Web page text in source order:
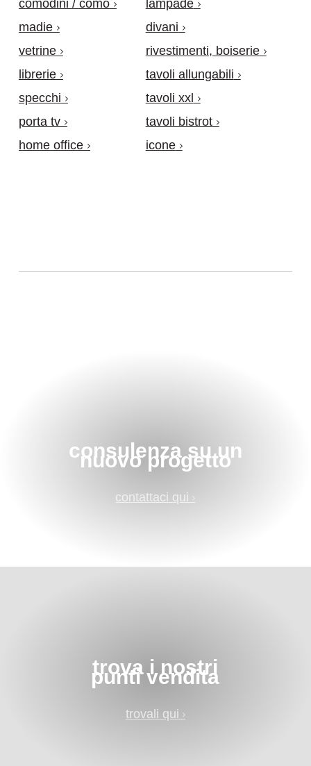
comodini / comò
madie
vetrine
librerie
specchi
porta tv
home office
lampade
divani
rivestimenti, boiserie
tavoli allungabili
tavoli xxl
tavoli bistrot
icone
consulenza su un
nuovo progetto
contattaci qui
trova i nostri
punti vendita
trovali qui